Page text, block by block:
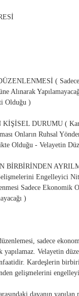
(
Alınarak
Olduğu )
KİŞİSEL DURUMU (
Onların Ruhsal
Olduğu - Velayetin
BİRBİRİNDEN
Engelleyici
Sadece Ekonomik
)
sadece
yapılamaz. Velayetin
Kardeşlerin
gelişmelerini
davanın yapılan